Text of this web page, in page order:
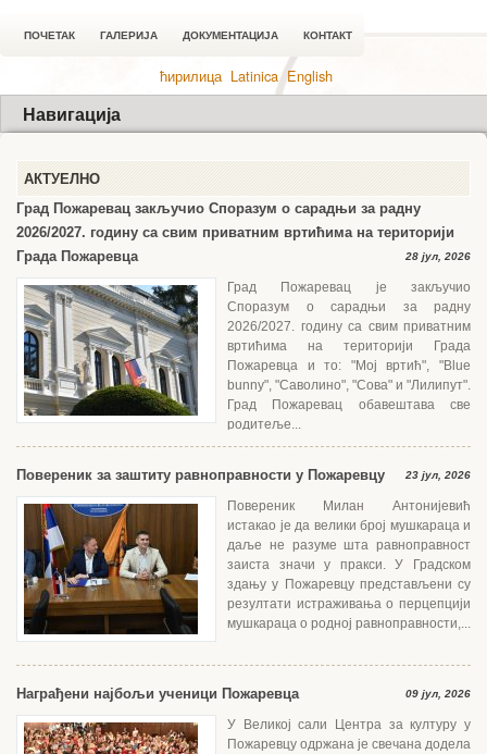
ПОЧЕТАК ГАЛЕРИЈА ДОКУМЕНТАЦИЈА КОНТАКТ
ћирилица Latinica English
Навигација
АКТУЕЛНО
Град Пожаревац закључио Споразум о сарадњи за радну
2026/2027. годину са свим приватним вртићима на територији
Града Пожаревца
28 јул, 2026
Град Пожаревац је закључио
Споразум о сарадњи за радну
2026/2027. годину са свим приватним
вртићима на територији Града
Пожаревца и то: "Мој вртић", "Blue
bunny", "Саволино", "Сова" и "Лилипут".
Град Пожаревац обавештава све
родитеље...
Повереник за заштиту равноправности у Пожаревцу 23 јул, 2026
Повереник Милан Антонијевић
истакао је да велики број мушкараца и
даље не разуме шта равноправност
заиста значи у пракси. У Градском
здању у Пожаревцу представљени су
резултати истраживања о перцепцији
мушкараца о родној равноправности,...
Награђени најбољи ученици Пожаревца 09 јул, 2026
У Великој сали Центра за културу у
Пожаревцу одржана је свечана додела